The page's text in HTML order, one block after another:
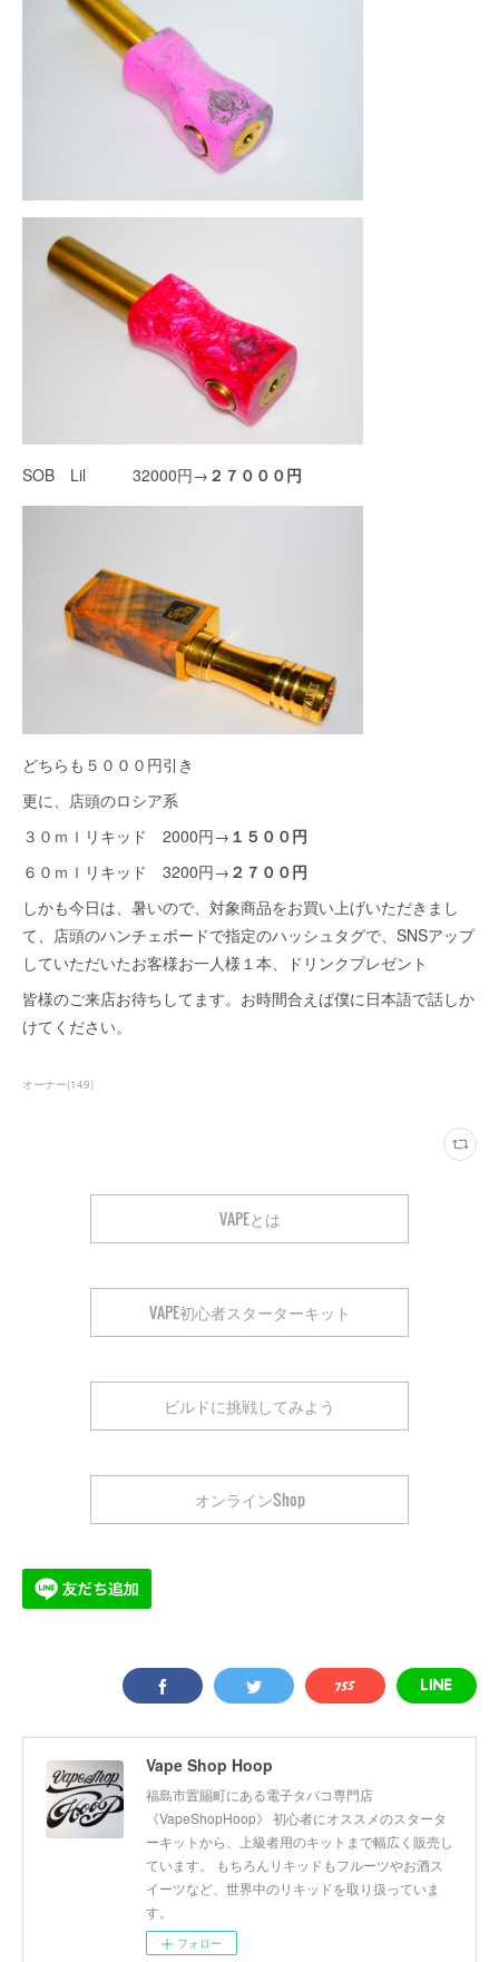
SOB Lil 32000円→ ２７０００円
どちらも５０００円引き
更に、店頭のロシア系
３０ｍｌリキッド 2000円→ １５００円
６０ｍｌリキッド 3200円→ ２７００円
しかも今日は、暑いので、対象商品をお買い上げいただきまし
て、店頭のハンチェボードで指定のハッシュタグで、SNSアップ
していただいたお客様お一人様１本、ドリンクプレゼント
皆様のご来店お待ちしてます。お時間合えば僕に日本語で話しか
けてください。
オーナー(149)
VAPEとは
VAPE初心者スターターキット
ビルドに挑戦してみよう
オンラインShop
Vape Shop Hoop
福島市置賜町にある電子タバコ専門店
《VapeShopHoop》 初心者にオススメのスタータ
ーキットから、上級者用のキットまで幅広く販売し
ています。 もちろんリキッドもフルーツやお酒ス
イーツなど、世界中のリキッドを取り扱っていま
す。
フォロー